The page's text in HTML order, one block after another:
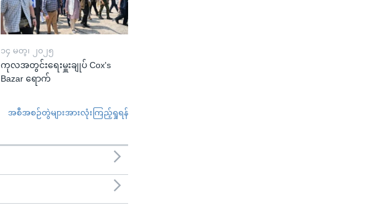
၁၄ မတ္၊ ၂၀၂၅
ကုလအတွင်းရေးမှူးချုပ် Cox's
Bazar ရောက်
အစီအစဉ်တွဲများအားလုံးကြည့်ရှုရန်